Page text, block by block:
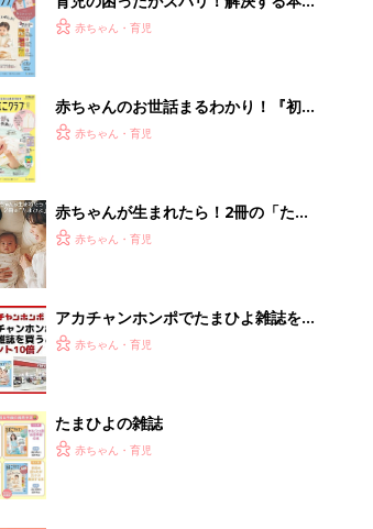
『ひよこクラブ 秋号』 4カ月～2才
赤ちゃん・育児
赤ちゃんのお世話まるわかり！『初め
てのひよこクラブ 夏号』〈巻頭大特
赤ちゃん・育児
赤ちゃんが生まれたら！2冊の「たま
ひよ」
赤ちゃん・育児
アカチャンホンポでたまひよ雑誌を買
うとポイント10倍【期間限定】
赤ちゃん・育児
たまひよの雑誌
赤ちゃん・育児